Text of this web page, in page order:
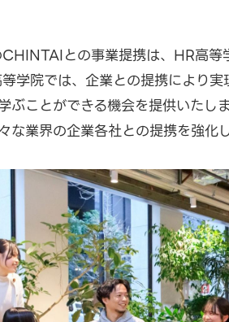
との事業提携は、HR高等
学院では、企業との提携により
ぶことができる機会を提供いた
な業界の企業各社との提携を強化し